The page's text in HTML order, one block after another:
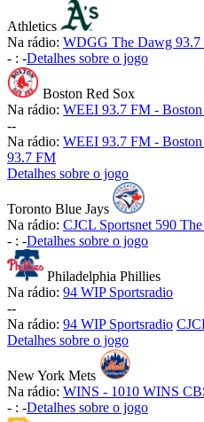
Athletics
Na rádio: WDGG The Dawg 93.7
- : -Detalhes sobre o jogo
Boston Red Sox
Na rádio: WEEI 93.7 FM -
--
Na rádio: WEEI 93.7 FM -
93.7 FM
Detalhes sobre o jogo
Toronto Blue Jays
Na rádio: CJCL Sportsnet 590
- : -Detalhes sobre o jogo
Philadelphia Phillies
Na rádio: 94 WIP Sportsradio
--
Na rádio: 94 WIP Sportsradio
Detalhes sobre o jogo
New York Mets
Na rádio: WINS - 1010 WINS
- : -Detalhes sobre o jogo